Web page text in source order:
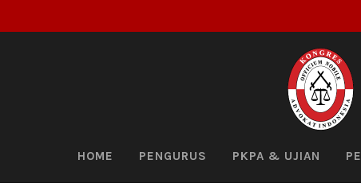
HOME PENGURUS PKPA & UJIAN